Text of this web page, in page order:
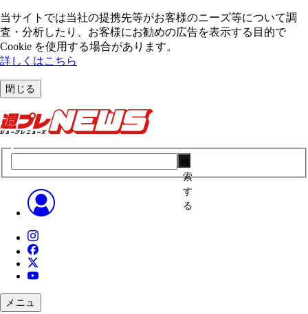
当サイトでは当社の提携先等がお客様のニーズ等について調
査・分析したり、お客様にお勧めの広告を表⽰する⽬的で
Cookie を使⽤する場合があります。
詳しくはこちら
閉じる
索
す
る
メニュ